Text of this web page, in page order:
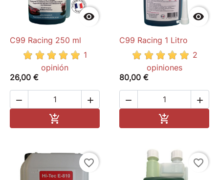

C99 Racing 250 ml
1
opinión
26,00 €
 


C99 Racing 1 Litro
2
opiniones
80,00 €
 

favorite_border favorite_border